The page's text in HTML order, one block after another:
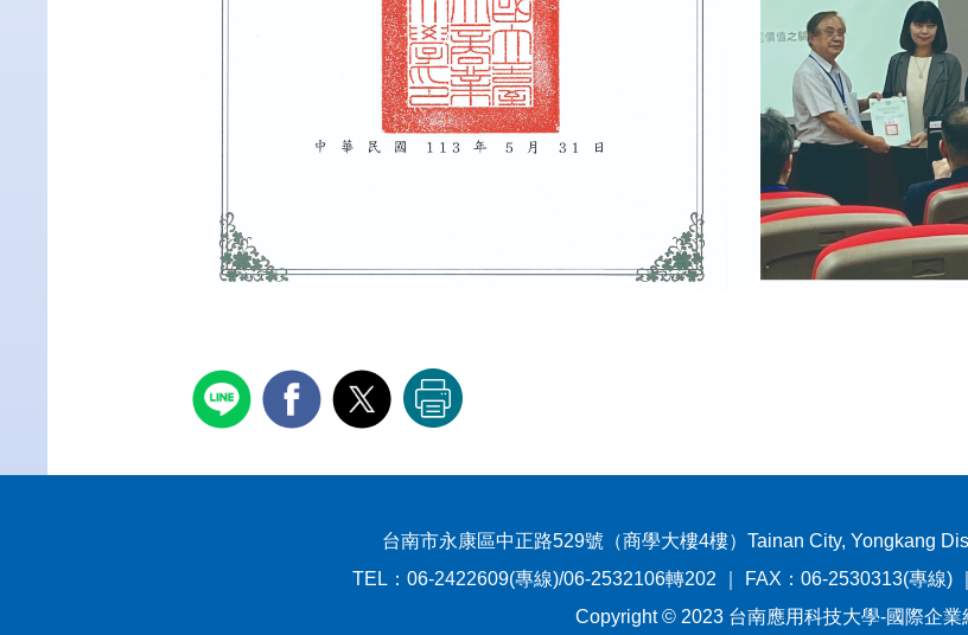
台南市永康區中正路529號（商學大樓4樓）Tainan City, Yongkang
TEL：06-2422609(專線)/06-2532106轉202 ｜ FAX：06-2530313(專線)
Copyright © 2023 台南應用科技大學-國際企業